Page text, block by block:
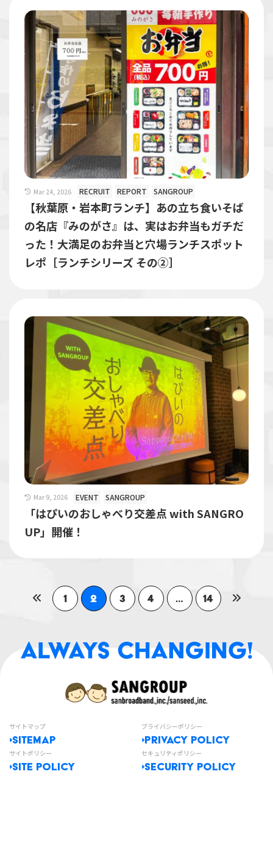
Mar 24, 2026 RECRUIT REPORT SANGROUP
【秋葉原・岩本町ランチ】あの立ち食いそば
の名店『みのがさ』は、実はお弁当もガチだ
った！大満足のお弁当と穴場ランチスポット
レポ［ランチシリーズ その②］
Mar 9, 2026 EVENT SANGROUP
「はぴいのおしゃべり交差点 with SANGRO
UP」開催！
1 2 3 4 … 14
サイトマップ
SITEMAP
プライバシーポリシー
PRIVACY POLICY
サイトポリシー
SITE POLICY
セキュリティポリシー
SECURITY POLICY